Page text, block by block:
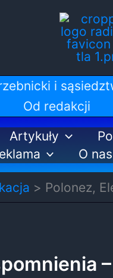
i
Od redakcji
Artykuły
O nas
Polonez,